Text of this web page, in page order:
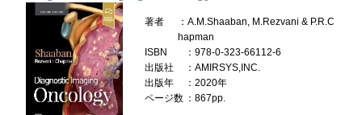
著者
：A.M.Shaaban, M.Rezvani & P.R.C
hapman
ISBN
：978-0-323-66112-6
出版社
：AMIRSYS,INC.
出版年
：2020年
ページ数 ：867pp.